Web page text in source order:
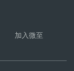
加入微至